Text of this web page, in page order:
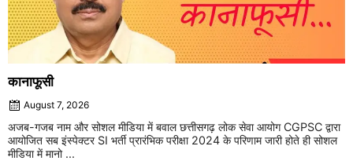
कानाफूसी
August 7, 2026
अजब-गजब नाम और सोशल मीडिया में बवाल छत्तीसगढ़ लोक सेवा आयोग CGPSC द्वारा
आयोजित सब इंस्पेक्टर SI भर्ती प्रारंभिक परीक्षा 2024 के परिणाम जारी होते ही सोशल
मीडिया में मानो ...